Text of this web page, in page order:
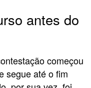
antes do
começou
segue até o fim